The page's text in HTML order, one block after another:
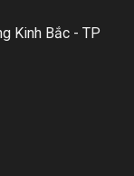
Kinh Bắc - TP